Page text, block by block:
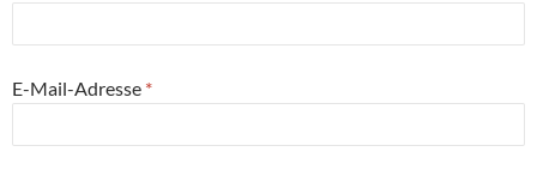
E-Mail-Adresse *